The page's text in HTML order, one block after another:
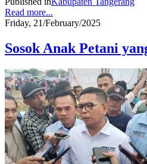
Read more...
Friday, 21/February/2025
Sosok Anak Petani